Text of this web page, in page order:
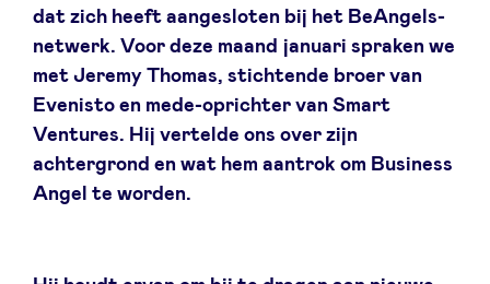
Voordelen
BeAngels Luxemburg
dat zich heeft aangesloten bij het BeAngels-
netwerk. Voor deze maand januari spraken we
met Jeremy Thomas, stichtende broer van
Evenisto en mede-oprichter van Smart
Ventures. Hij vertelde ons over zijn
achtergrond en wat hem aantrok om Business
Angel te worden.